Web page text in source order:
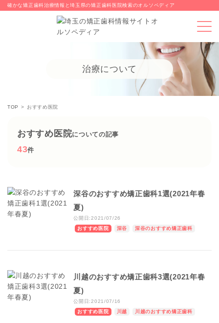
確かな矯正歯科治療情報と埼玉県の矯正歯科医院検索のオルソペディア
治療について
TOP おすすめ医院
おすすめ医院についての記事
43件
深谷のおすすめ矯正歯科1選(2021年春
夏)
公開日:2021/07/26
おすすめ医院
深谷 深谷のおすすめ矯正歯科
川越のおすすめ矯正歯科3選(2021年春
夏)
公開日:2021/07/16
おすすめ医院
川越 川越のおすすめ矯正歯科